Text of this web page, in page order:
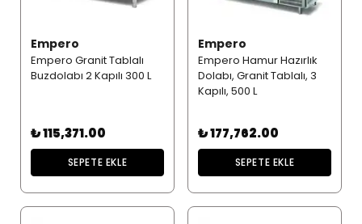
Empero
Empero Granit Tablalı
Buzdolabı 2 Kapılı 300 L
₺ 115,371.00
SEPETE EKLE
Empero
Empero Hamur Hazırlık
Dolabı, Granit Tablalı, 3
Kapılı, 500 L
₺ 177,762.00
SEPETE EKLE